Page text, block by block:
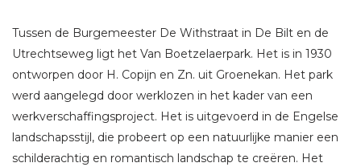
Tussen de Burgemeester De Withstraat in De Bilt en de
Utrechtseweg ligt het Van Boetzelaerpark. Het is in 1930
ontworpen door H. Copijn en Zn. uit Groenekan. Het park
werd aangelegd door werklozen in het kader van een
werkverschaffingsproject. Het is uitgevoerd in de Engelse
landschapsstijl, die probeert op een natuurlijke manier een
schilderachtig en romantisch landschap te creëren. Het